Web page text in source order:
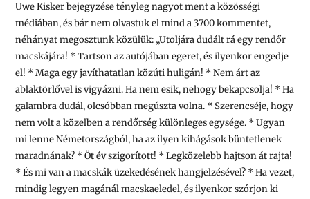
Uwe Kisker bejegyzése tényleg nagyot ment a közösségi
médiában, és bár nem olvastuk el mind a 3700 kommentet,
néhányat megosztunk közülük: „Utoljára dudált rá egy rendőr
macskájára! * Tartson az autójában egeret, és ilyenkor engedje
el! * Maga egy javíthatatlan közúti huligán! * Nem árt az
ablaktörlővel is vigyázni. Ha nem esik, nehogy bekapcsolja! * Ha
galambra dudál, olcsóbban megúszta volna. * Szerencséje, hogy
nem volt a közelben a rendőrség különleges egysége. * Ugyan
mi lenne Németországból, ha az ilyen kihágások büntetlenek
maradnának? * Öt év szigorított! * Legközelebb hajtson át rajta!
* És mi van a macskák üzekedésének hangjelzésével? * Ha vezet,
mindig legyen magánál macskaeledel, és ilyenkor szórjon ki